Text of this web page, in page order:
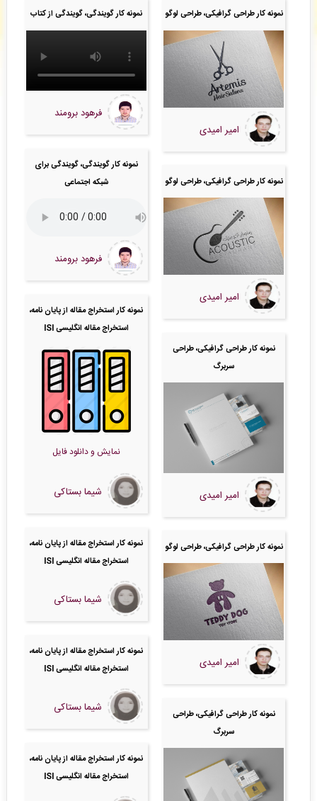
سهیل صدر : فایل سفارش طراحی پوستر شما توسط محقق به سیستم تحویل داده شده است. -
پنجشنبه ۰۵/۰۵/۱۵ ۱۴:۳۴:۲۶)
علی رحیمی زاده
: سفارش تایپ، صفحه آرایی شما ثبت شد به زودی توسط اپراتور بررسی خواهد
شد. -( پنجشنبه ۰۵/۰۵/۱۵ ۱۴:۲۵:۳۶)
فاضل صفائی
: سفارش ویراستاری ادبی شما بررسی و پیش فاکتور برای شما صادر گردید. -
پنجشنبه ۰۵/۰۵/۱۵ ۱۴:۲۳:۲۰)
نمونه کار طراحی گرافیکی، طراحی لوگو
امیر امیدی
نمونه کار طراحی گرافیکی، طراحی لوگو
امیر امیدی
نمونه کار طراحی گرافیکی، طراحی
سربرگ
امیر امیدی
نمونه کار طراحی گرافیکی، طراحی لوگو
امیر امیدی
نمونه کار طراحی گرافیکی، طراحی
سربرگ
نمونه کار گویندگی، گویندگی از کتاب
فرهود برومند
نمونه کار گویندگی، گویندگی برای
شبکه اجتماعی
فرهود برومند
نمونه کار استخراج مقاله از پایان نامه،
استخراج مقاله انگلیسی ISI
نمایش و دانلود فایل
شیما بستاکی
نمونه کار استخراج مقاله از پایان نامه،
استخراج مقاله انگلیسی ISI
شیما بستاکی
نمونه کار استخراج مقاله از پایان نامه،
استخراج مقاله انگلیسی ISI
شیما بستاکی
نمونه کار استخراج مقاله از پایان نامه،
استخراج مقاله انگلیسی ISI